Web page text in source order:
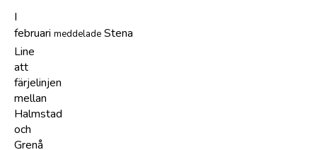
I
februari meddelade Stena
Line
att
färjelinjen
mellan
Halmstad
och
Grenå